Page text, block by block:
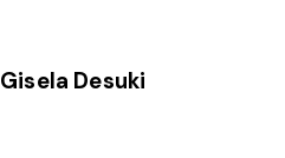
Gisela Desuki